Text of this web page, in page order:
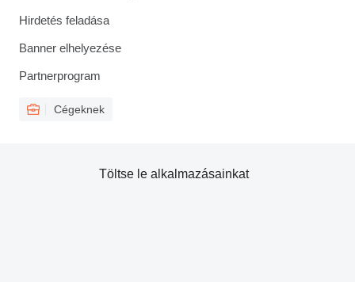
Hirdetés feladása
Banner elhelyezése
Partnerprogram
Cégeknek
Töltse le alkalmazásainkat